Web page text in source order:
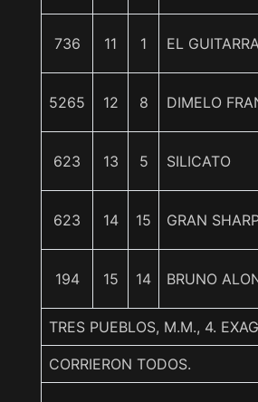
736 11 1 EL
5265 12 8 DIMELO
623 13 5 SILICATO
623 14 15 GRAN
194 15 14 BRUNO
TRES PUEBLOS, M.M., 4.
CORRIERON TODOS.